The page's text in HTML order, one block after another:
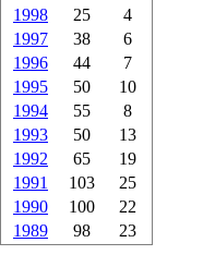
1998
25
4
1997
38
6
1996
44
7
1995
50
10
1994
55
8
1993
50
13
1992
65
19
1991
103
25
1990
100
22
1989
98 23